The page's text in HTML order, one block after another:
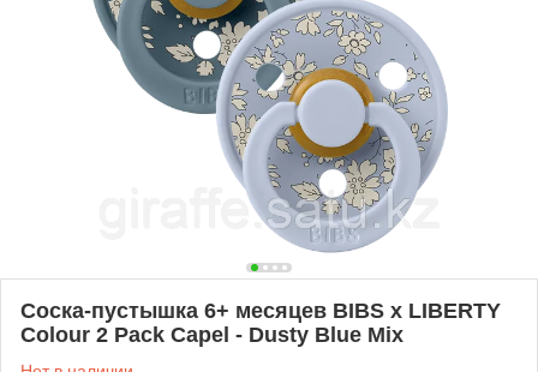
Cоска-пустышка 6+ месяцев BIBS x LIBERTY
Colour 2 Pack Capel - Dusty Blue Mix